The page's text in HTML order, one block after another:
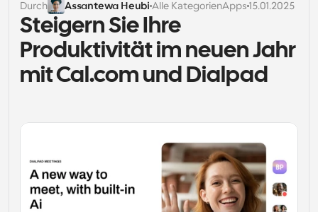
Nach Teamgröße
Für Einzelpersonen
Persönliche Terminplanung einfach gemacht
Leistungsstarke Funktionen und Integrationen
Enterprise
Entwicklerdokumentation
Dokumentation für die Cal.com-Plattform
API
API
Erstellen Sie Ihre eigenen Integrationen mit unserer
Cal.ai
Preisgestaltung
Durch Assantewa Heubi Alle KategorienApps 15.01.2025
Steigern Sie Ihre
Produktivität im neuen Jahr
mit Cal.com und Dialpad